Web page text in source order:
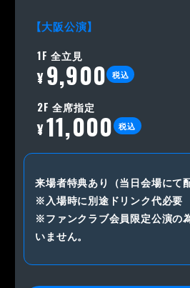
【大阪公演】
1F 全立見
9,900 税込
2F 全席指定
11,000 税込
来場者特典あり（当日会場にて
※入場時に別途ドリンク代必要
※ファンクラブ会員限定公演の
いません。